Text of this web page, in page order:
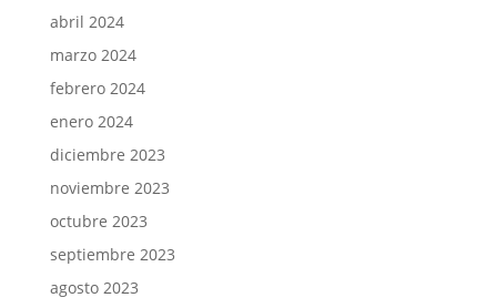
abril 2024
marzo 2024
febrero 2024
enero 2024
diciembre 2023
noviembre 2023
octubre 2023
septiembre 2023
agosto 2023